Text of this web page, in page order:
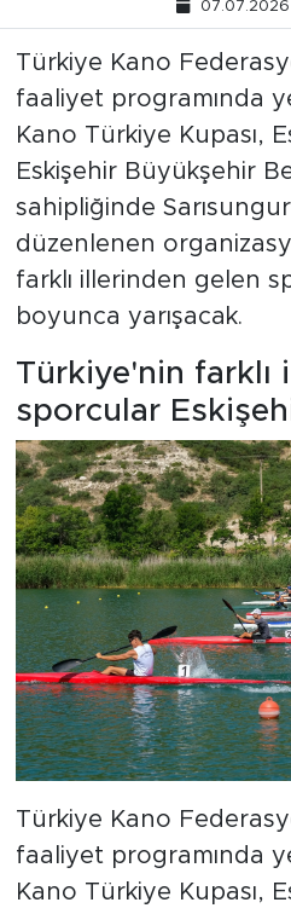
07.07.2026
Türkiye Kano
faaliyet programında
Kano Türkiye Kupası,
Eskişehir Büyükşehir
sahipliğinde
düzenlenen
farklı illerinden gelen
boyunca yarışacak.
Türkiye'nin farklı
sporcular
Türkiye Kano
faaliyet programında
Kano Türkiye Kupası,